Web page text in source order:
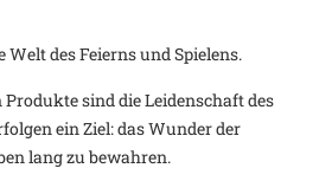
des Feierns und Spielens.
sind die Leidenschaft des
ein Ziel: das Wunder der
lang zu bewahren.